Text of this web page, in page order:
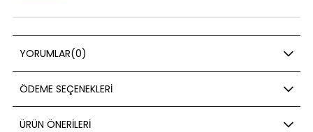
YORUMLAR(0)
ÖDEME SEÇENEKLERI
ÜRÜN ÖNERILERI